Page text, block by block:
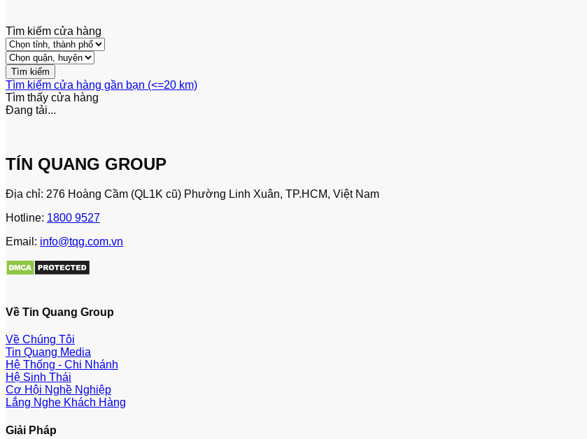
Tìm kiếm cửa hàng
Tìm kiếm cửa hàng gần bạn (<=20 km)
Tìm thấy cửa hàng
Đang tải...
TÍN QUANG GROUP
Địa chỉ: 276 Hoàng Cầm (QL1K cũ) Phường Linh Xuân, TP.HCM, Việt Nam
Hotline: 1800 9527
Email: info@tqg.com.vn
Về Tin Quang Group
Về Chúng Tôi
Tin Quang Media
Hệ Thống - Chi Nhánh
Hệ Sinh Thái
Cơ Hội Nghề Nghiệp
Lắng Nghe Khách Hàng
Giải Pháp